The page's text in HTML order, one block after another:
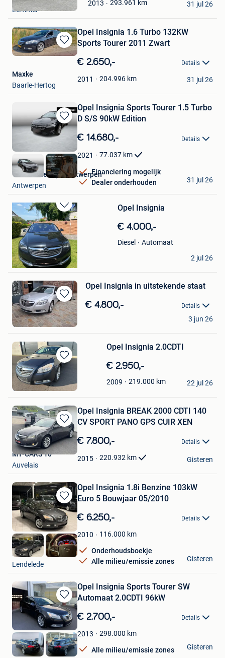
Mijn
Favorieten
2013 293.961 km
Lommel
31 jul 26
Bewaren
in
Favorieten
Opel Insignia 1.6 Turbo 132KW
Sports Tourer 2011 Zwart
€ 2.650,- Details
2011 204.996 km
Maxke
Baarle-Hertog
31 jul 26
Bewaren
in
Favorieten
Opel Insignia Sports Tourer 1.5 Turbo
D S/S 90kW Edition
€ 14.680,- Details
2021 77.037 km
Financiering mogelijk
Dealer onderhouden
Van Mossel Opel Antwerpen
Antwerpen
31 jul 26
Bewaren
in
Mijn
Favorieten
Opel Insignia
€ 4.000,-
Diesel
Automaat
Ugur aksan
Zele+Deel Lokeren
2 jul 26
Bewaren
in
Mijn
Opel Insignia in uitstekende staat
€ 4.800,- Details
Labbe
Vilvoorde
3 jun 26
Bewaren
in
Mijn
Favorieten
Opel Insignia 2.0CDTI
€ 2.950,-
2009 219.000 km
First automotive
Torhout
22 jul 26
Bewaren
in
Mijn
Favorieten
Opel Insignia BREAK 2000 CDTI 140
CV SPORT PANO GPS CUIR XEN
€ 7.800,- Details
2015 220.932 km
MY-CARS 10
Auvelais
Gisteren
Bewaren
in
Mijn
Favorieten
Opel Insignia 1.8i Benzine 103kW
Euro 5 Bouwjaar 05/2010
€ 6.250,- Details
2010 116.000 km
Onderhoudsboekje
Alle milieu/emissie zones
HAK Auto
Lendelede
Gisteren
Bewaren
in
Mijn
Favorieten
Opel Insignia Sports Tourer SW
Automaat 2.0CDTI 96kW
€ 2.700,- Details
2013 298.000 km
Alle milieu/emissie zones
HAK Auto
Lendelede
Gisteren